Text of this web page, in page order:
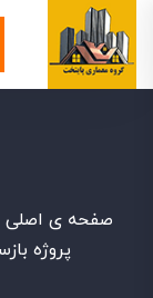
صفحه ی اصلی
پروژه